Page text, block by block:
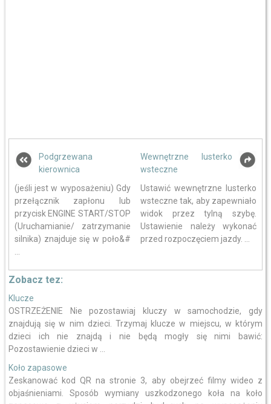
Podgrzewana
kierownica
(jeśli jest w wyposażeniu) Gdy
przełącznik zapłonu lub
przycisk ENGINE START/STOP
(Uruchamianie/ zatrzymanie
silnika) znajduje się w poło&#
Wewnętrzne lusterko
wsteczne
Ustawić wewnętrzne lusterko
wsteczne tak, aby zapewniało
widok przez tylną szybę.
Ustawienie należy wykonać
przed rozpoczęciem jazdy. ...
Zobacz tez:
Klucze
OSTRZEŻENIE Nie pozostawiaj kluczy w samochodzie, gdy
znajdują się w nim dzieci. Trzymaj klucze w miejscu, w którym
dzieci ich nie znajdą i nie będą mogły się nimi bawić:
Pozostawienie dzieci w ...
Koło zapasowe
Zeskanować kod QR na stronie 3, aby obejrzeć filmy wideo z
objaśnieniami. Sposób wymiany uszkodzonego koła na koło